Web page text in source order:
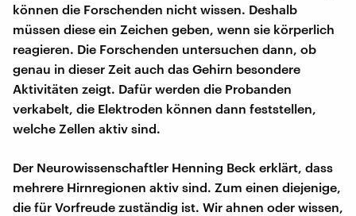
können die Forschenden nicht wissen. Deshalb
müssen diese ein Zeichen geben, wenn sie körperlich
reagieren. Die Forschenden untersuchen dann, ob
genau in dieser Zeit auch das Gehirn besondere
Aktivitäten zeigt. Dafür werden die Probanden
verkabelt, die Elektroden können dann feststellen,
welche Zellen aktiv sind.
Der Neurowissenschaftler Henning Beck erklärt, dass
mehrere Hirnregionen aktiv sind. Zum einen diejenige,
die für Vorfreude zuständig ist. Wir ahnen oder wissen,